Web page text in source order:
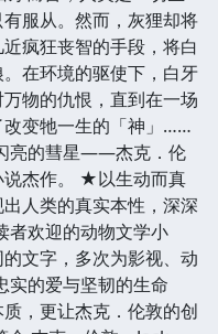
服从。然而，灰狸却将
疯狂丧智的手段，将白
在环境的驱使下，白牙
物的仇恨，直到在一场
改变牠一生的「神」……
亮的彗星——杰克．伦
说杰作。 ★以生动而真
人类的真实本性，深深
欢迎的动物文学小
文字，多次为影视、动
的爱与坚韧的生命
，更让杰克．伦敦的创